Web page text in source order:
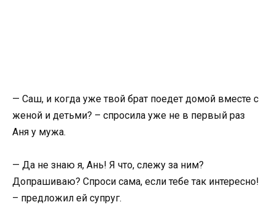
— Саш, и когда уже твой брат поедет домой вместе с
женой и детьми? – спросила уже не в первый раз
Аня у мужа.
— Да не знаю я, Ань! Я что, слежу за ним?
Допрашиваю? Спроси сама, если тебе так интересно!
– предложил ей супруг.